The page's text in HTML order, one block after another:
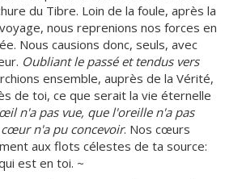
du Tibre. Loin de la foule, après la
nous reprenions nos forces en
Nous causions donc, seuls, avec
Oubliant le passé et tendus vers
ensemble, auprès de la Vérité,
de toi, ce que serait la vie éternelle
n'a pas vue, que l'oreille n'a pas
n'a pu concevoir. Nos cœurs
aux flots célestes de ta source:
est en toi. ~